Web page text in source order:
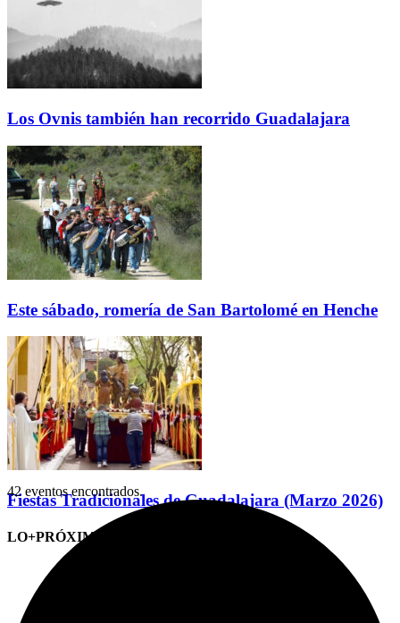
Los Ovnis también han recorrido Guadalajara
Este sábado, romería de San Bartolomé en Henche
Fiestas Tradicionales de Guadalajara (Marzo 2026)
LO+PRÓXIMO (CITAS)
42 eventos encontrados.